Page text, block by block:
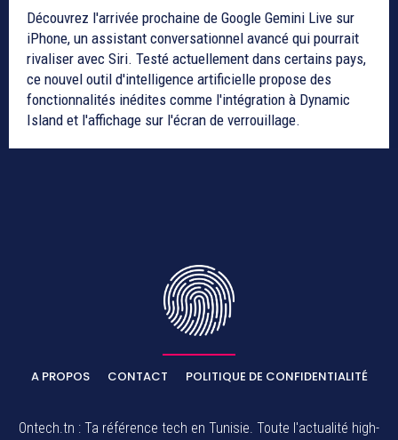
Découvrez l'arrivée prochaine de Google Gemini Live sur
iPhone, un assistant conversationnel avancé qui pourrait
rivaliser avec Siri. Testé actuellement dans certains pays,
ce nouvel outil d'intelligence artificielle propose des
fonctionnalités inédites comme l'intégration à Dynamic
Island et l'affichage sur l'écran de verrouillage.
A PROPOS CONTACT POLITIQUE DE CONFIDENTIALITÉ
Ontech.tn : Ta référence tech en Tunisie. Toute l'actualité high-